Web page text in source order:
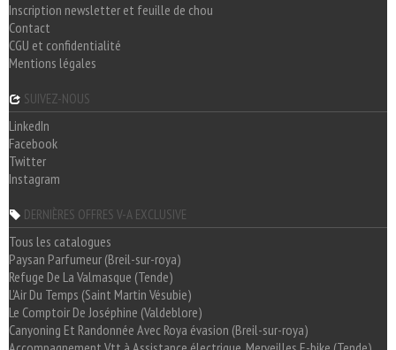
Inscription newsletter et feuille de chou
Contact
CGU et confidentialité
Mentions légales
SUIVEZ-NOUS
LinkedIn
Facebook
Twitter
Instagram
DERNIÈRES OFFRES V-A EXCLUSIVE
Tous les catalogues
Paysan Parfumeur (Breil-sur-roya)
Refuge De La Valmasque (Tende)
L'Air Du Temps (Saint Martin Vésubie)
Le Comptoir De Joséphine (Valdeblore)
Canyoning Et Randonnée Avec Roya évasion (Breil-sur-roya)